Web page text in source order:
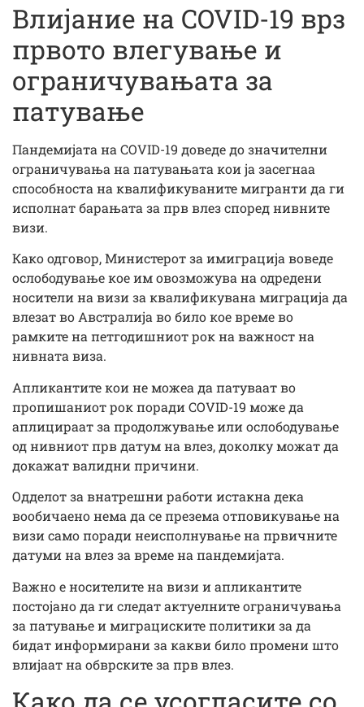
Влијание на COVID-19 врз
првото влегување и
ограничувањата за
патување
Пандемијата на COVID-19 доведе до значителни
ограничувања на патувањата кои ја засегнаа
способноста на квалификуваните мигранти да ги
исполнат барањата за прв влез според нивните
визи.
Како одговор, Министерот за имиграција воведе
ослободување кое им овозможува на одредени
носители на визи за квалификувана миграција да
влезат во Австралија во било кое време во
рамките на петгодишниот рок на важност на
нивната виза.
Апликантите кои не можеа да патуваат во
пропишаниот рок поради COVID-19 може да
аплицираат за продолжување или ослободување
од нивниот прв датум на влез, доколку можат да
докажат валидни причини.
Одделот за внатрешни работи истакна дека
вообичаено нема да се презема отповикување на
визи само поради неисполнување на првичните
датуми на влез за време на пандемијата.
Важно е носителите на визи и апликантите
постојано да ги следат актуелните ограничувања
за патување и миграциските политики за да
бидат информирани за какви било промени што
влијаат на обврските за прв влез.